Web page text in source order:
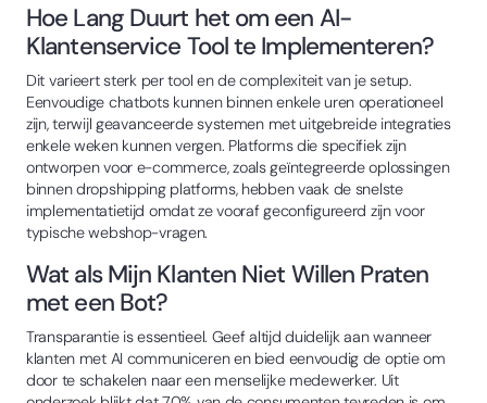
Hoe Lang Duurt het om een AI-
Klantenservice Tool te Implementeren?
Dit varieert sterk per tool en de complexiteit van je setup.
Eenvoudige chatbots kunnen binnen enkele uren operationeel
zijn, terwijl geavanceerde systemen met uitgebreide integraties
enkele weken kunnen vergen. Platforms die specifiek zijn
ontworpen voor e-commerce, zoals geïntegreerde oplossingen
binnen dropshipping platforms, hebben vaak de snelste
implementatietijd omdat ze vooraf geconfigureerd zijn voor
typische webshop-vragen.
Wat als Mijn Klanten Niet Willen Praten
met een Bot?
Transparantie is essentieel. Geef altijd duidelijk aan wanneer
klanten met AI communiceren en bied eenvoudig de optie om
door te schakelen naar een menselijke medewerker. Uit